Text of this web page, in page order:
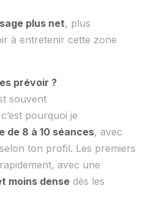
plus net, plus
à entretenir cette zone
prévoir ?
souvent
pourquoi je
de 8 à 10 séances, avec
ton profil. Les premiers
avec une
moins dense dès les